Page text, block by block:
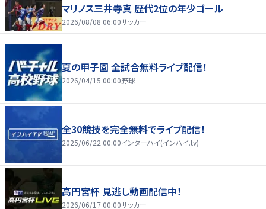
マリノス三井寺真 歴代2位の年少ゴール
2026/08/08 06:00サッカー
夏の甲子園 全試合無料ライブ配信！
2026/04/15 00:00野球
全30競技を完全無料でライブ配信！
2025/06/22 00:00インターハイ(インハイ.tv)
高円宮杯 見逃し動画配信中！
2026/06/17 00:00サッカー